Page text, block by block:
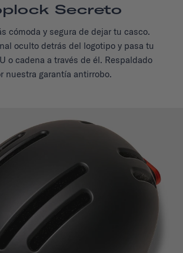
Secreto
cómoda y segura de dejar tu casco.
oculto detrás del logotipo y pasa tu
o cadena a través de él. Respaldado
nuestra garantía antirrobo.